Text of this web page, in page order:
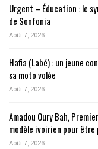
Urgent – Éducation : le
de Sonfonia
Août 7, 2026
Hafia (Labé) : un jeune
sa moto volée
Août 7, 2026
Amadou Oury Bah,
modèle ivoirien pour
Août 7, 2026